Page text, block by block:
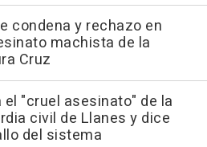
condena y rechazo en
machista de la
Cruz
el "cruel asesinato" de la
civil de Llanes y dice
del sistema